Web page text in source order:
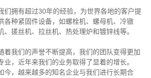
们拥有超过30年的经验，为世界各地的客户提
各种紧固件设备，如螺栓机、螺母机、冷镦
、搓丝机、拉丝机、热处理炉和镀锌线等。
着我们的声誉不断提高，我们的团队变得更加
业，近年来我们的业务取得了显着的增长。
今，越来越多的知名企业与我们进行长期合